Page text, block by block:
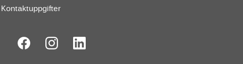
Kontaktuppgifter